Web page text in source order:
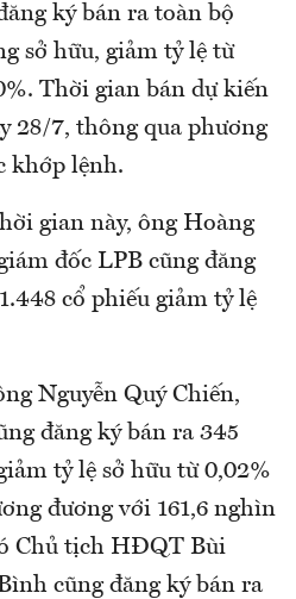
ký bán ra toàn bộ
sở hữu, giảm tỷ lệ từ
Thời gian bán dự kiến
28/7, thông qua phương
khớp lệnh.
gian này, ông Hoàng
đốc LPB cũng đăng
cổ phiếu giảm tỷ lệ
Nguyễn Quý Chiến,
đăng ký bán ra 345
tỷ lệ sở hữu từ 0,02%
đương với 161,6 nghìn
Chủ tịch HĐQT Bùi
cũng đăng ký bán ra